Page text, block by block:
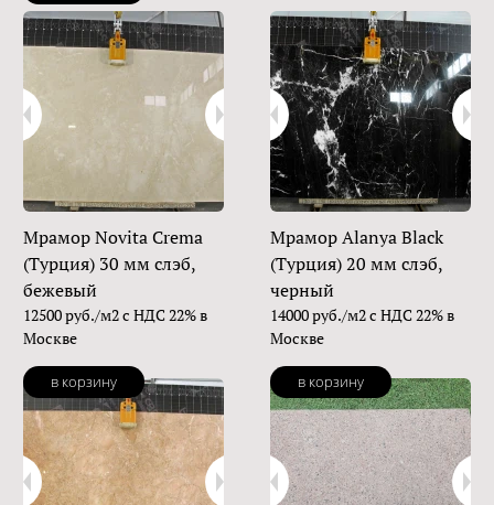
Мрамор Novita Crema
(Турция) 30 мм слэб,
бежевый
12500 руб./м2 с НДС 22% в
Москве
в корзину
Мрамор Alanya Black
(Турция) 20 мм слэб,
черный
14000 руб./м2 с НДС 22% в
Москве
в корзину